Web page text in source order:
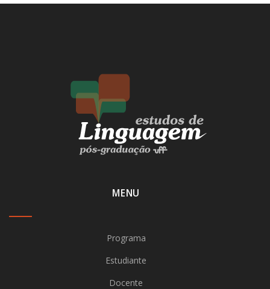
MENU
Programa
Estudiante
Docente